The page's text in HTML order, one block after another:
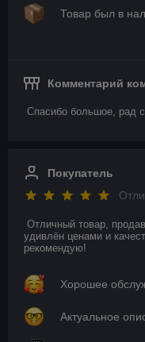
Товар был в
Комментарий
Спасибо большое, рад
Покупатель
Отличный товар,
удивлён ценами и
рекомендую!
Хорошее
Актуальное